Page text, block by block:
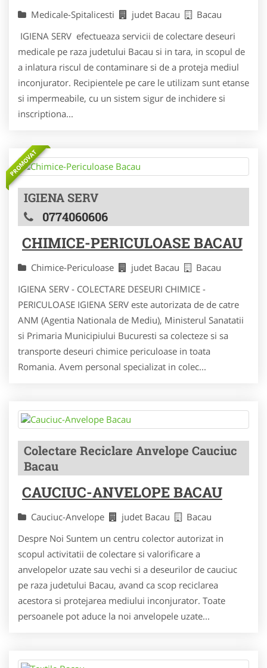
Medicale-Spitalicesti judet Bacau
Bacau
IGIENA SERV efectueaza servicii de colectare deseuri
medicale pe raza judetului Bacau si in tara, in scopul de
a inlatura riscul de contaminare si de a proteja mediul
inconjurator. Recipientele pe care le utilizam sunt etanse
si impermeabile, cu un sistem sigur de inchidere si
inscriptiona...
PROMOVAT
IGIENA SERV
0774060606
CHIMICE-PERICULOASE BACAU
Chimice-Periculoase judet Bacau
Bacau
IGIENA SERV - COLECTARE DESEURI CHIMICE -
PERICULOASE IGIENA SERV este autorizata de de catre
ANM (Agentia Nationala de Mediu), Ministerul Sanatatii
si Primaria Municipiului Bucuresti sa colecteze si sa
transporte deseuri chimice periculoase in toata
Romania. Avem personal specializat in colec...
Colectare Reciclare Anvelope Cauciuc
Bacau
CAUCIUC-ANVELOPE BACAU
Cauciuc-Anvelope judet Bacau
Bacau
Despre Noi Suntem un centru colector autorizat in
scopul activitatii de colectare si valorificare a
anvelopelor uzate sau vechi si a deseurilor de cauciuc
pe raza judetului Bacau, avand ca scop reciclarea
acestora si protejarea mediului inconjurator. Toate
persoanele pot aduce la noi anvelopele uzate...